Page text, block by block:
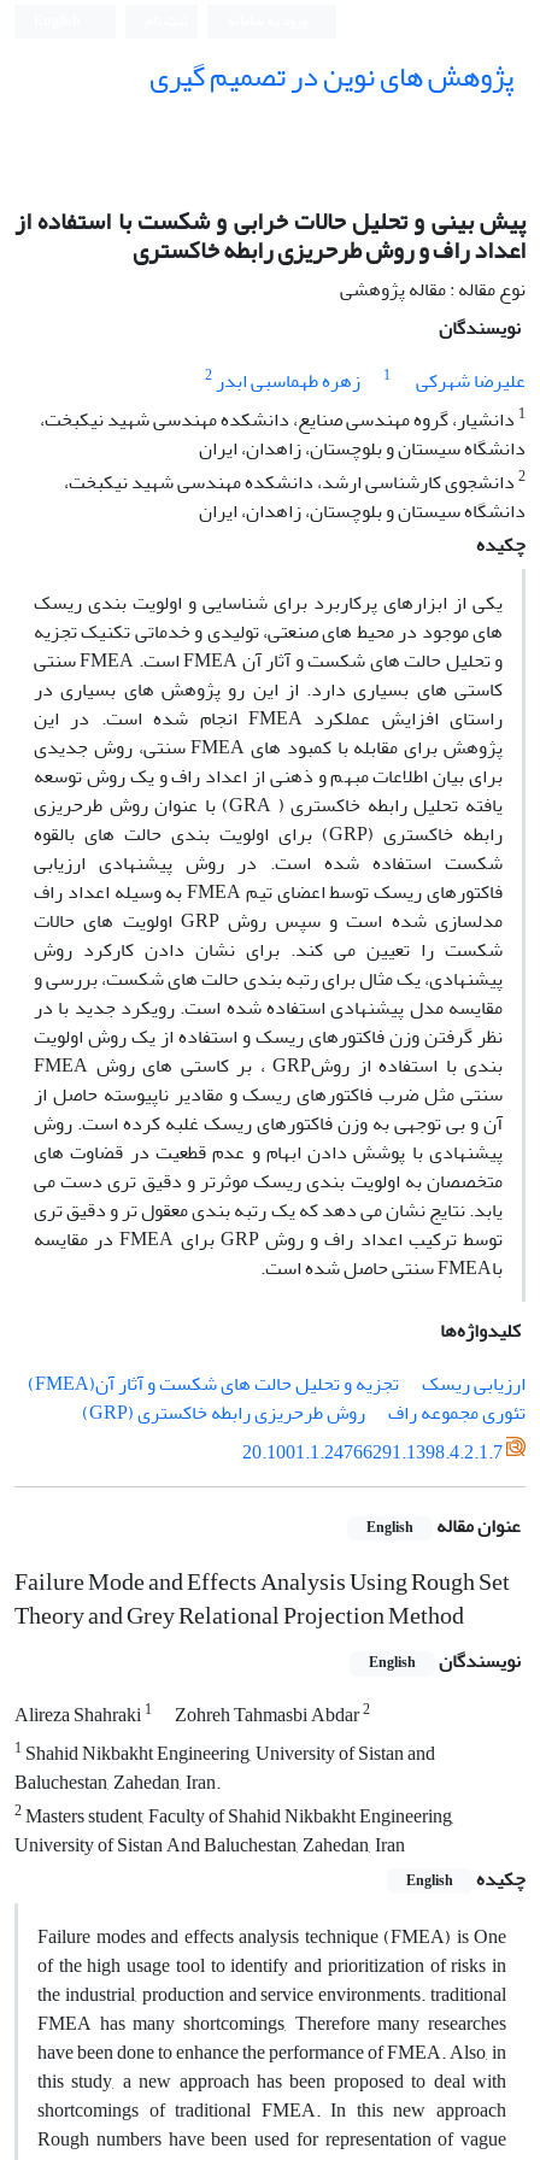
پژوهش های نوین در تصمیم گیری
پیش بینی و تحلیل حالات خرابی و شکست با استفاده از
اعداد راف و روش طرحریزی رابطه خاکستری
نوع مقاله : مقاله پژوهشی
نویسندگان
علیرضا شهرکی
1 زهره طهماسبی ابدر2
1 دانشیار، گروه مهندسی صنایع، دانشکده مهندسی شهید نیکبخت،
دانشگاه سیستان و بلوچستان، زاهدان، ایران
2دانشجوی کارشناسی ارشد، دانشکده مهندسی شهید نیکبخت،
دانشگاه سیستان و بلوچستان، زاهدان، ایران
چکیده
یکی از ابزارهای پرکاربرد برای شناسایی و اولویت بندی ریسک
های موجود در محیط های صنعتی، تولیدی و خدماتی تکنیک تجزیه
و تحلیل حالت های شکست و آثار آن FMEA است. FMEA سنتی
کاستی های بسیاری دارد. از این رو پژوهش های بسیاری در
راستای افزایش عملکرد FMEA انجام شده است. در این
پژوهش برای مقابله با کمبود های FMEA سنتی، روش جدیدی
برای بیان اطلاعات مبهم و ذهنی از اعداد راف و یک روش توسعه
یافته تحلیل رابطه خاکستری ( GRA) با عنوان روش طرحریزی
رابطه خاکستری (GRP) برای اولویت بندی حالت های بالقوه
شکست استفاده شده است. در روش پیشنهادی ارزیابی
فاکتورهای ریسک توسط اعضای تیم FMEA به وسیله اعداد راف
مدلسازی شده است و سپس روش GRP اولویت های حالات
شکست را تعیین می کند. برای نشان دادن کارکرد روش
پیشنهادی، یک مثال برای رتبه بندی حالت های شکست، بررسی و
مقایسه مدل پیشنهادی استفاده شده است. رویکرد جدید با در
نظر گرفتن وزن فاکتورهای ریسک و استفاده از یک روش اولویت
بندی با استفاده از روشGRP ، بر کاستی های روش FMEA
سنتی مثل ضرب فاکتورهای ریسک و مقادیر ناپیوسته حاصل از
آن و بی توجهی به وزن فاکتورهای ریسک غلبه کرده است. روش
پیشنهادی با پوشش دادن ابهام و عدم قطعیت در قضاوت های
متخصصان به اولویت بندی ریسک موثرتر و دقیق تری دست می
یابد. نتایج نشان می دهد که یک رتبه بندی معقول تر و دقیق تری
توسط ترکیب اعداد راف و روش GRP برای FMEA در مقایسه
باFMEA سنتی حاصل شده است.
کلیدواژه‌ها
ارزیابی ریسک
تجزیه و تحلیل حالت های شکست و آثار آن(FMEA)
تئوری مجموعه راف
روش طرحریزی رابطه خاکستری (GRP)
20.1001.1.24766291.1398.4.2.1.7
عنوان مقاله English
Failure Mode and Effects Analysis Using Rough Set
Theory and Grey Relational Projection Method
نویسندگان English
Alireza Shahraki1 Zohreh Tahmasbi Abdar2
1 Shahid Nikbakht Engineering, University of Sistan and
Baluchestan, Zahedan, Iran.
2Masters student, Faculty of Shahid Nikbakht Engineering,
University of Sistan And Baluchestan, Zahedan, Iran
چکیده
English
Failure modes and effects analysis technique (FMEA) is One
of the high usage tool to identify and prioritization of risks in
the industrial, production and service environments. traditional
FMEA has many shortcomings, Therefore many researches
have been done to enhance the performance of FMEA. Also, in
this study, a new approach has been proposed to deal with
shortcomings of traditional FMEA. In this new approach
Rough numbers have been used for representation of vague